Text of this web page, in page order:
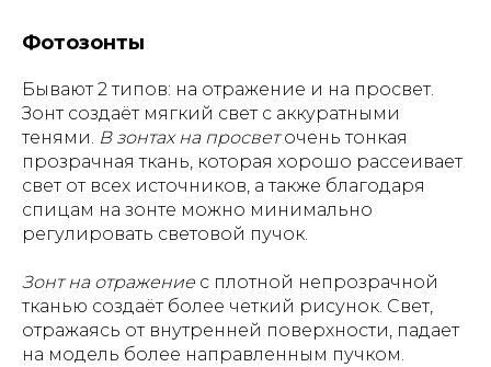
Фотозонты
Бывают 2 типов: на отражение и на просвет.
Зонт создаёт мягкий свет с аккуратными
тенями. В зонтах на просветочень тонкая
прозрачная ткань, которая хорошо рассеивает
свет от всех источников, а также благодаря
спицам на зонте можно минимально
регулировать световой пучок.
Зонт на отражение с плотной непрозрачной
тканью создаёт более четкий рисунок. Свет,
отражаясь от внутренней поверхности, падает
на модель более направленным пучком.